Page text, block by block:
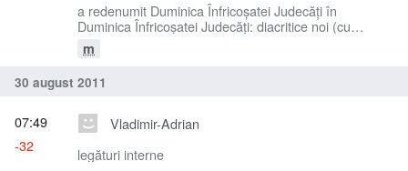
a redenumit Duminica Înfricoşatei Judecăţi în
Duminica Înfricoșatei Judecăți: diacritice noi (cu
virgulă)
m
30 august 2011
Vladimir-Adrian
legături interne
07:49
-32